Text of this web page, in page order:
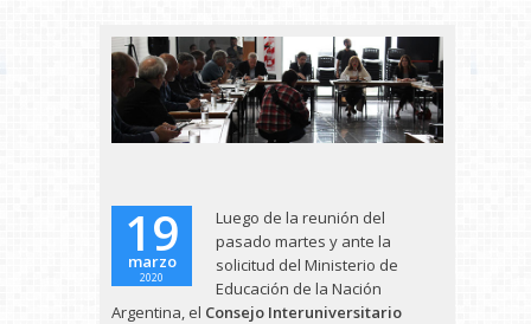
19
marzo
2020
Luego de la reunión del
pasado martes y ante la
solicitud del Ministerio de
Educación de la Nación
Argentina, el Consejo Interuniversitario